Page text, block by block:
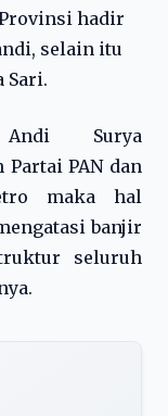
hadir
selain itu
Sari.
Andi Surya
PAN dan
maka hal
banjir
seluruh